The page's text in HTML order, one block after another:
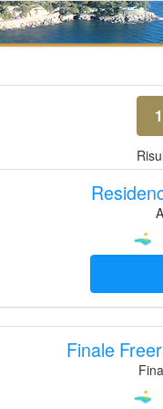
1
Finale